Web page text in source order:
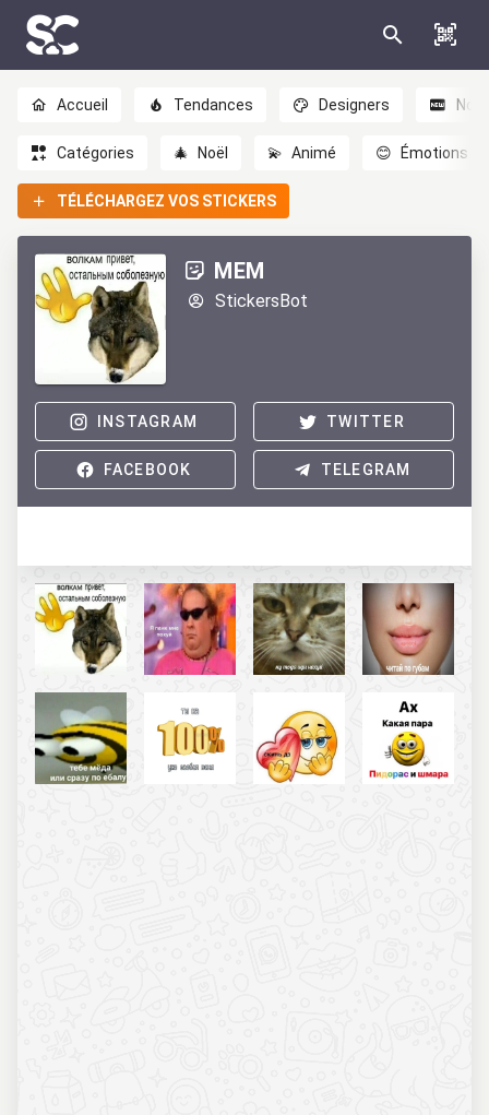
Accueil Tendances Designers
Catégories 🎄 Noël 💫 Animé 😊 Émotions
TÉLÉCHARGEZ VOS STICKERS
МЕМ
StickersBot
INSTAGRAM TWITTER
FACEBOOK TELEGRAM